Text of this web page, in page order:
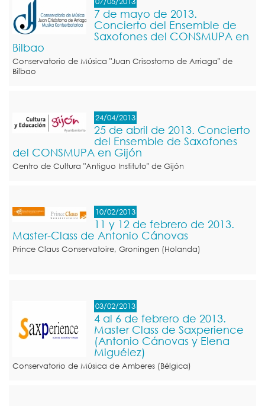
7 de mayo de 2013.
Concierto del Ensemble de
Saxofones del CONSMUPA en
Bilbao
Conservatorio de Música "Juan Crisostomo de Arriaga" de
Bilbao
24/04/2013
25 de abril de 2013. Concierto
del Ensemble de Saxofones
del CONSMUPA en Gijón
Centro de Cultura "Antiguo Instituto" de Gijón
10/02/2013
11 y 12 de febrero de 2013.
Master-Class de Antonio Cánovas
Prince Claus Conservatoire, Groningen (Holanda)
03/02/2013
4 al 6 de febrero de 2013.
Master Class de Saxperience
(Antonio Cánovas y Elena
Miguélez)
Conservatorio de Música de Amberes (Bélgica)